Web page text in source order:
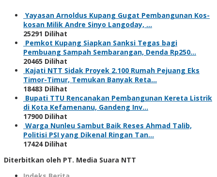
Yayasan Arnoldus Kupang Gugat Pembangunan Kos-
kosan Milik Andre Sinyo Langoday, …
25291 Dilihat
Pemkot Kupang Siapkan Sanksi Tegas bagi
Pembuang Sampah Sembarangan, Denda Rp250…
20465 Dilihat
Kajati NTT Sidak Proyek 2.100 Rumah Pejuang Eks
Timor-Timur, Temukan Banyak Reta…
18483 Dilihat
Bupati TTU Rencanakan Pembangunan Kereta Listrik
di Kota Kefamenanu, Gandeng Inv…
17900 Dilihat
Warga Nunleu Sambut Baik Reses Ahmad Talib,
Politisi PSI yang Dikenal Ringan Tan…
17424 Dilihat
Diterbitkan oleh PT. Media Suara NTT